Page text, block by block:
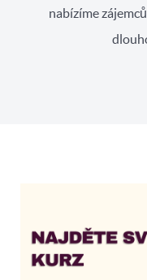
nabízíme